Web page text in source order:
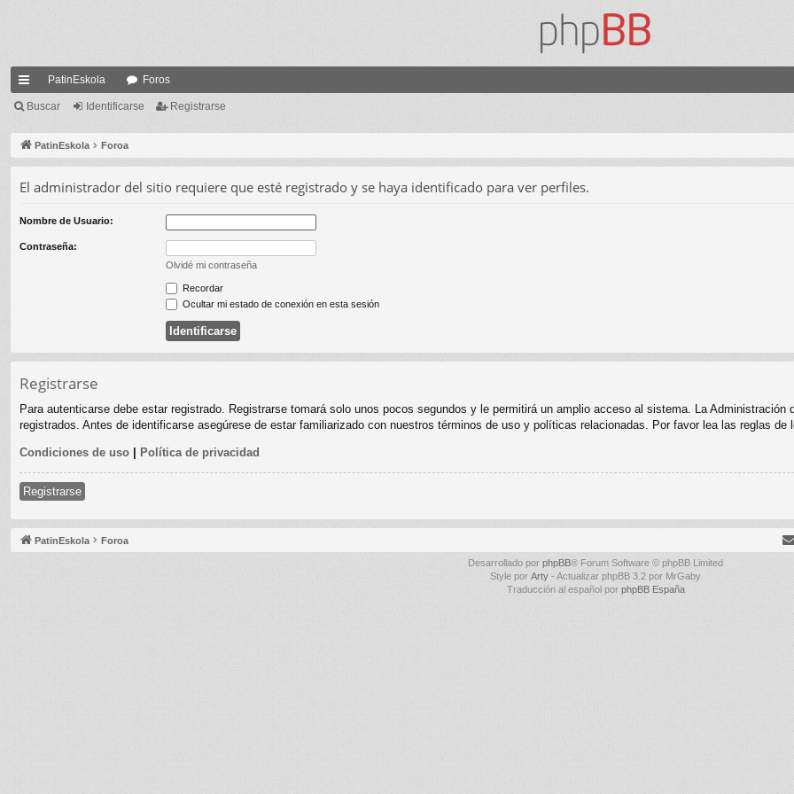
nl
ac
es
rá
PatinEskola Foros
Buscar Identificarse Registrarse
PatinEskola Foroa
El administrador del sitio requiere que esté registrado y se haya identificado para ver perfiles.
Nombre de Usuario:
Contraseña:
Olvidé mi contraseña
Recordar
Ocultar mi estado de conexión en esta sesión
Registrarse
Para autenticarse debe estar registrado. Registrarse tomará solo unos pocos segundos y le permitirá un amplio acceso al sistema. La
registrados. Antes de identificarse asegúrese de estar familiarizado con nuestros términos de uso y políticas relacionadas. Por favor lea las reglas de
Condiciones de uso | Política de privacidad
Registrarse
PatinEskola Foroa
Desarrollado por phpBB® Forum Software © phpBB Limited
Style por Arty - Actualizar phpBB 3.2 por MrGaby
Traducción al español por phpBB España